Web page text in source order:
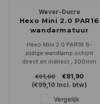
Wever-Ducre
Hexo Mini 2.0 PAR16
wandarmatuur
dimbaar
Hexo Mini 2.0 PAR16 6-
zijdige wandlamp schijnt
direct en indirect , 200mm
Geschikt voor 2 PAR16
ledlamp met GU10 fitting,
leverbaar in 4 kleuren,
€91,00
€81,90
(€99,10 Incl. btw)
Vergelijk